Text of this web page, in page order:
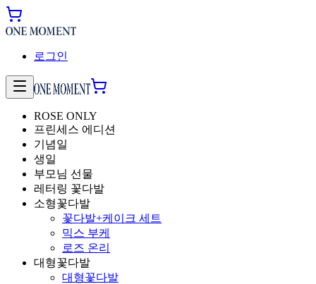
로그인
ROSE ONLY
프린세스 에디션
기념일
생일
부모님 선물
레터링 꽃다발
소형꽃다발
꽃다발+케이크 세트
믹스 부케
로즈 온리
대형꽃다발
대형꽃다발